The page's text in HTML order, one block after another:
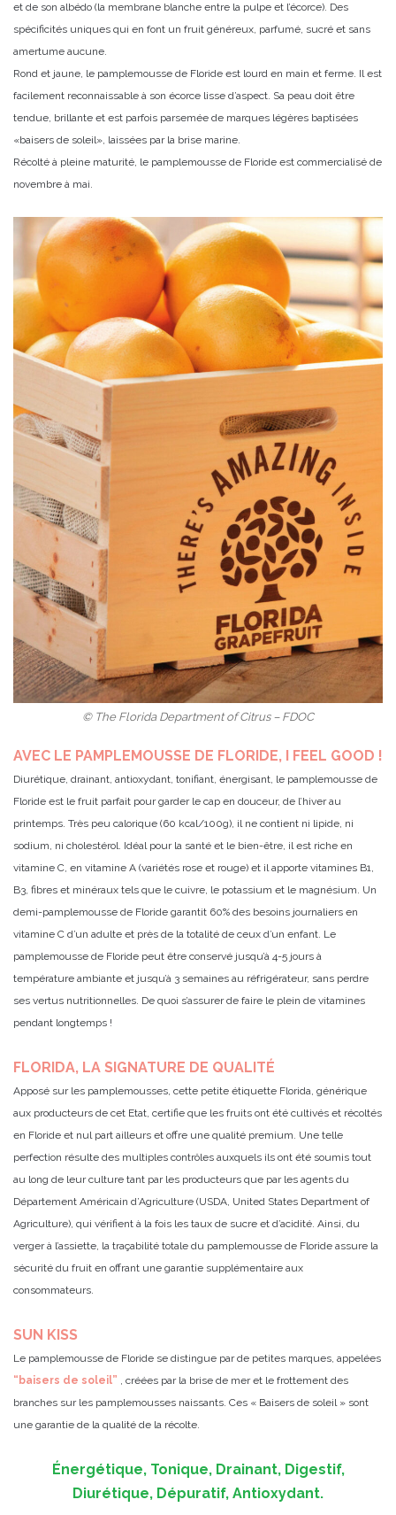
et de son albédo (la membrane blanche entre la pulpe et l’écorce). Des
spécificités uniques qui en font un fruit généreux, parfumé, sucré et sans
amertume aucune.
Rond et jaune, le pamplemousse de Floride est lourd en main et ferme. Il est
facilement reconnaissable à son écorce lisse d’aspect. Sa peau doit être
tendue, brillante et est parfois parsemée de marques légères baptisées
«baisers de soleil», laissées par la brise marine.
Récolté à pleine maturité, le pamplemousse de Floride est commercialisé de
novembre à mai.
© The Florida Department of Citrus – FDOC
AVEC LE PAMPLEMOUSSE DE FLORIDE, I FEEL GOOD !
Diurétique, drainant, antioxydant, tonifiant, énergisant, le pamplemousse de
Floride est le fruit parfait pour garder le cap en douceur, de l’hiver au
printemps. Très peu calorique (60 kcal/100g), il ne contient ni lipide, ni
sodium, ni cholestérol. Idéal pour la santé et le bien-être, il est riche en
vitamine C, en vitamine A (variétés rose et rouge) et il apporte vitamines B1,
B3, fibres et minéraux tels que le cuivre, le potassium et le magnésium. Un
demi-pamplemousse de Floride garantit 60% des besoins journaliers en
vitamine C d’un adulte et près de la totalité de ceux d’un enfant. Le
pamplemousse de Floride peut être conservé jusqu’à 4-5 jours à
température ambiante et jusqu’à 3 semaines au réfrigérateur, sans perdre
ses vertus nutritionnelles. De quoi s’assurer de faire le plein de vitamines
pendant longtemps !
FLORIDA, LA SIGNATURE DE QUALITÉ
Apposé sur les pamplemousses, cette petite étiquette Florida, générique
aux producteurs de cet Etat, certifie que les fruits ont été cultivés et récoltés
en Floride et nul part ailleurs et offre une qualité premium. Une telle
perfection résulte des multiples contrôles auxquels ils ont été soumis tout
au long de leur culture tant par les producteurs que par les agents du
Département Américain d’Agriculture (USDA, United States Department of
Agriculture), qui vérifient à la fois les taux de sucre et d’acidité. Ainsi, du
verger à l’assiette, la traçabilité totale du pamplemousse de Floride assure la
sécurité du fruit en offrant une garantie supplémentaire aux
consommateurs.
SUN KISS
Le pamplemousse de Floride se distingue par de petites marques, appelées
“baisers de soleil” , créées par la brise de mer et le frottement des
branches sur les pamplemousses naissants. Ces « Baisers de soleil » sont
une garantie de la qualité de la récolte.
Énergétique, Tonique, Drainant, Digestif,
Diurétique, Dépuratif, Antioxydant.